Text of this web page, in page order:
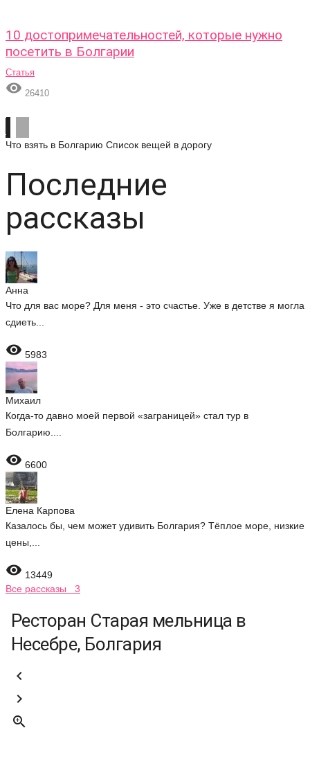
10 достопримечательностей, которые нужно
посетить в Болгарии
Статья
 26410
Что взять в Болгарию Список вещей в дорогу
Последние
рассказы
Анна
Что для вас море? Для меня - это счастье. Уже в детстве я могла
сдиеть...
 5983
Михаил
Когда-то давно моей первой «заграницей» стал тур в
Болгарию....
 6600
Елена Карпова
Казалось бы, чем может удивить Болгария? Тёплое море, низкие
цены,...
 13449
Все рассказы 3
Ресторан Старая мельница в
Несебре, Болгария


